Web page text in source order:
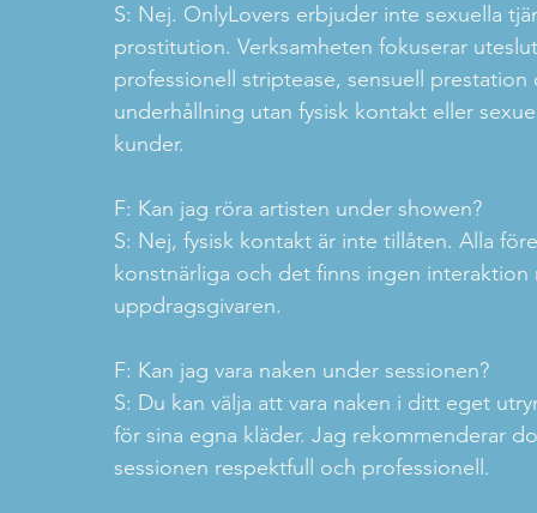
S: Nej. OnlyLovers erbjuder inte sexuella
prostitution. Verksamheten fokuserar
professionell striptease, sensuell prestation
underhållning utan fysisk kontakt eller
kunder.
F: Kan jag röra artisten under showen?
S: Nej, fysisk kontakt är inte tillåten. Alla
konstnärliga och det finns ingen interaktion
uppdragsgivaren.
F: Kan jag vara naken under sessionen?
S: Du kan välja att vara naken i ditt eget
för sina egna kläder. Jag rekommenderar
sessionen respektfull och professionell.